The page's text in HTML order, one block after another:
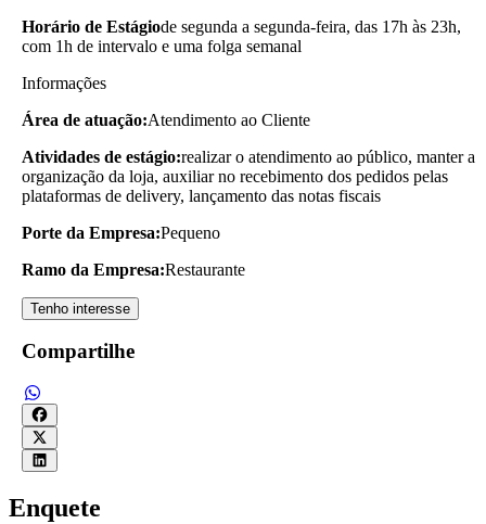
Horário de Estágiode segunda a segunda-feira, das 17h às 23h,
com 1h de intervalo e uma folga semanal
Informações
Área de atuação:Atendimento ao Cliente
Atividades de estágio:realizar o atendimento ao público, manter a
organização da loja, auxiliar no recebimento dos pedidos pelas
plataformas de delivery, lançamento das notas fiscais
Porte da Empresa:Pequeno
Ramo da Empresa:Restaurante
Tenho interesse
Compartilhe
Enquete